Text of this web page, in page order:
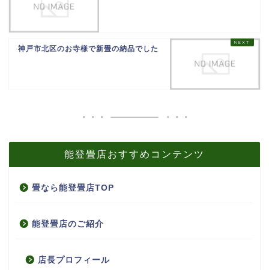
神戸市北区のお寺様で新畳の納品でした
能登畳店おすすめコンテンツ
畳なら能登畳店TOP
能登畳店のご紹介
店長プロフィール